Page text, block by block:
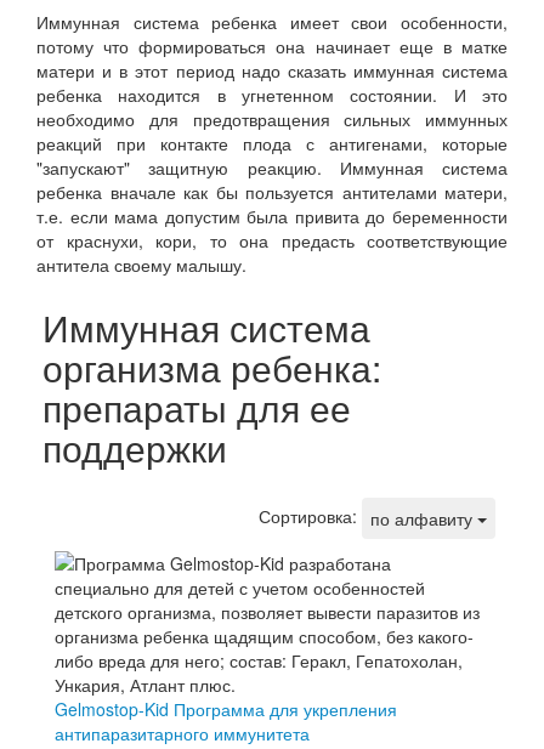
Иммунная система ребенка имеет свои особенности,
потому что формироваться она начинает еще в матке
матери и в этот период надо сказать иммунная система
ребенка находится в угнетенном состоянии. И это
необходимо для предотвращения сильных иммунных
реакций при контакте плода с антигенами, которые
"запускают" защитную реакцию. Иммунная система
ребенка вначале как бы пользуется антителами матери,
т.е. если мама допустим была привита до беременности
от краснухи, кори, то она предасть соответствующие
антитела своему малышу.
Иммунная система
организма ребенка:
препараты для ее
поддержки
Сортировка: по алфавиту
Gelmostop-Kid Программа для укрепления
антипаразитарного иммунитета